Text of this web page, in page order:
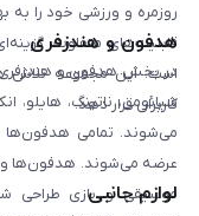
روزمره و ورزشی خود را به
قابلیت‌های متفاوت،
است. این مجموعه تلاش
کاربران قرار دهد.
هدفون و هندزفری
در بخش هدفون و
شیائومی، ناتینگ، هایلو،
می‌شوند. تمامی هدفون‌ها
عرضه می‌شوند. هدفون‌ها و
موسیقی و بازی طراحی
لوازم جانبی